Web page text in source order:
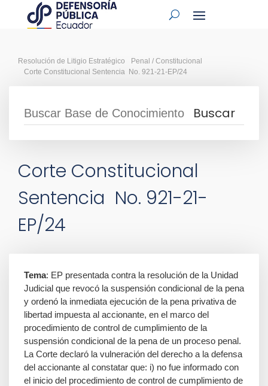
Resolución de Litigio Estratégico
Penal / Constitucional
Corte Constitucional Sentencia No. 921-21-EP/24
Corte Constitucional
Sentencia No. 921-21-
EP/24
Tema: EP presentada contra la resolución de la Unidad
Judicial que revocó la suspensión condicional de la pena
y ordenó la inmediata ejecución de la pena privativa de
libertad impuesta al accionante, en el marco del
procedimiento de control de cumplimiento de la
suspensión condicional de la pena de un proceso penal.
La Corte declaró la vulneración del derecho a la defensa
del accionante al constatar que: i) no fue informado con
el inicio del procedimiento de control de cumplimiento de